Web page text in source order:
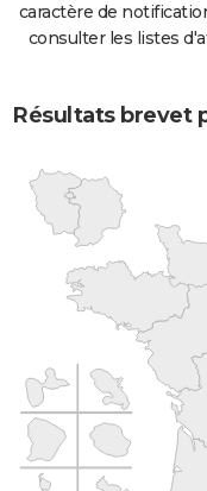
caractère de
consulter les listes
Résultats brevet